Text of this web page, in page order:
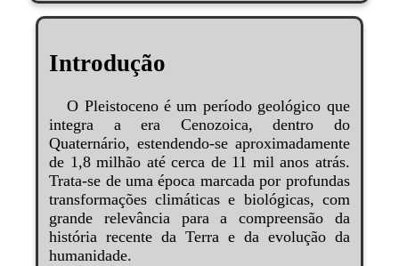
Introdução
O Pleistoceno é um período geológico que
integra a era Cenozoica, dentro do
Quaternário, estendendo-se aproximadamente
de 1,8 milhão até cerca de 11 mil anos atrás.
Trata-se de uma época marcada por profundas
transformações climáticas e biológicas, com
grande relevância para a compreensão da
história recente da Terra e da evolução da
humanidade.